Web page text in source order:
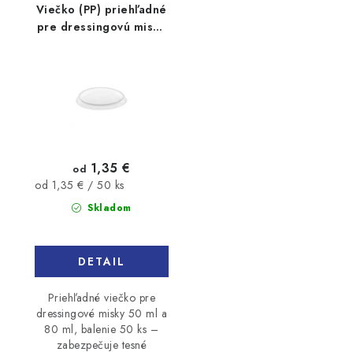
Viečko (PP) priehľadné
pre dressingovú misku
Skladom
od 1,35 €
Jednotková
od 1,35 € / 50 ks
DETAIL
Priehľadné viečko pre
dressingové misky 50 ml a
80 ml, balenie 50 ks –
zabezpečuje tesné